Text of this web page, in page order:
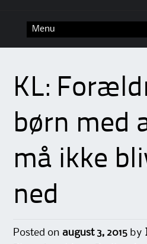
KL:
børn med
må ikke
ned
Posted on august 3, 2015 by